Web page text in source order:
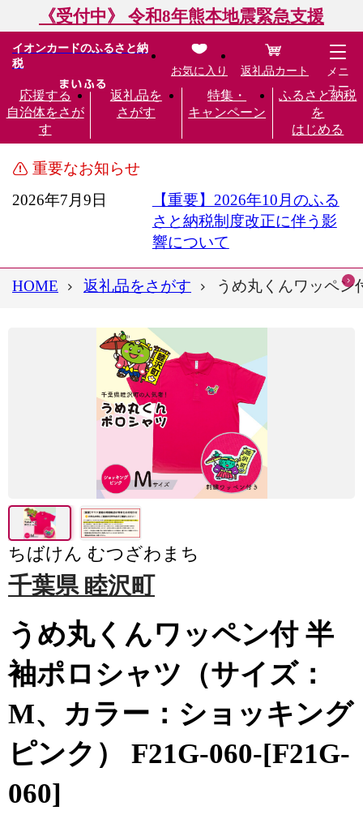
《受付中》 令和8年熊本地震緊急支援
イオンカードのふるさと納
税
応援する
自治体をさが
す
返礼品を
さがす
特集・
キャンペーン
ふるさと納税
を
はじめる
お気に入り 返礼品カート
メニ
ュー
重要なお知らせ
2026年7月9日
【重要】2026年10月のふる
さと納税制度改正に伴う影
響について
HOME 返礼品をさがす うめ丸くんワッペン
ちばけん むつざわまち
千葉県 睦沢町
うめ丸くんワッペン付 半
袖ポロシャツ（サイズ：
M、カラー：ショッキング
ピンク） F21G-060-[F21G-
060]